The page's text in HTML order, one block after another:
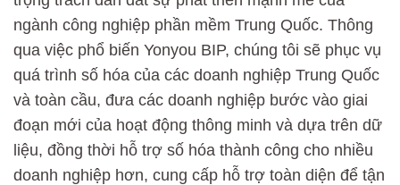
ngành công nghiệp phần mềm Trung Quốc. Thông
qua việc phổ biến Yonyou BIP, chúng tôi sẽ phục vụ
quá trình số hóa của các doanh nghiệp Trung Quốc
và toàn cầu, đưa các doanh nghiệp bước vào giai
đoạn mới của hoạt động thông minh và dựa trên dữ
liệu, đồng thời hỗ trợ số hóa thành công cho nhiều
doanh nghiệp hơn, cung cấp hỗ trợ toàn diện để tận